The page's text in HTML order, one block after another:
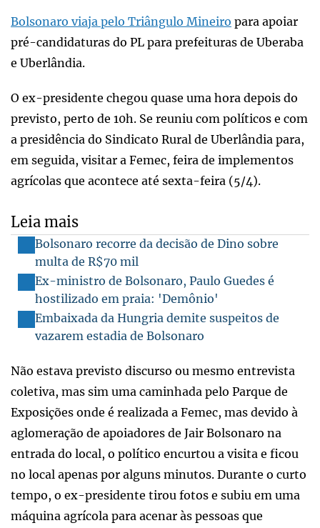
Bolsonaro viaja pelo Triângulo Mineiro para apoiar
pré-candidaturas do PL para prefeituras de Uberaba
e Uberlândia.
O ex-presidente chegou quase uma hora depois do
previsto, perto de 10h. Se reuniu com políticos e com
a presidência do Sindicato Rural de Uberlândia para,
em seguida, visitar a Femec, feira de implementos
agrícolas que acontece até sexta-feira (5/4).
Leia mais
Bolsonaro recorre da decisão de Dino sobre
multa de R$70 mil
Ex-ministro de Bolsonaro, Paulo Guedes é
hostilizado em praia: 'Demônio'
Embaixada da Hungria demite suspeitos de
vazarem estadia de Bolsonaro
Não estava previsto discurso ou mesmo entrevista
coletiva, mas sim uma caminhada pelo Parque de
Exposições onde é realizada a Femec, mas devido à
aglomeração de apoiadores de Jair Bolsonaro na
entrada do local, o político encurtou a visita e ficou
no local apenas por alguns minutos. Durante o curto
tempo, o ex-presidente tirou fotos e subiu em uma
máquina agrícola para acenar às pessoas que